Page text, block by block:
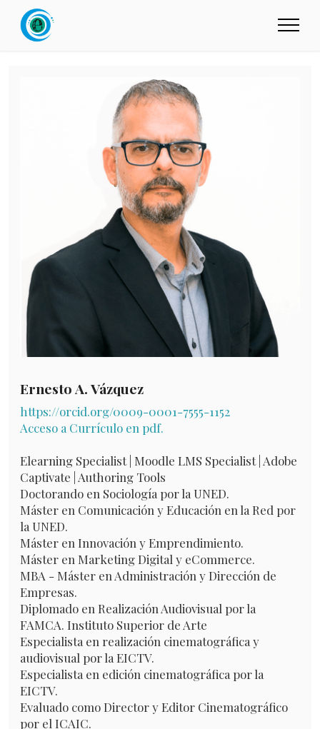
Ernesto A. Vázquez
https://orcid.org/0009-0001-7555-1152
Acceso a Currículo en pdf.
Elearning Specialist | Moodle LMS Specialist | Adobe
Captivate | Authoring Tools
Doctorando en Sociología por la UNED.
Máster en Comunicación y Educación en la Red por
la UNED.
Máster en Innovación y Emprendimiento.
Máster en Marketing Digital y eCommerce.
MBA - Máster en Administración y Dirección de
Empresas.
Diplomado en Realización Audiovisual por la
FAMCA. Instituto Superior de Arte
Especialista en realización cinematográfica y
audiovisual por la EICTV.
Especialista en edición cinematográfica por la
EICTV.
Evaluado como Director y Editor Cinematográfico
por el ICAIC.